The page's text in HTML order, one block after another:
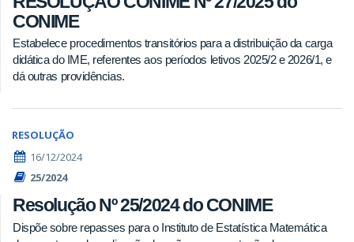
CONIME
Estabelece procedimentos transitórios para a distribuição da carga
didática do IME, referentes aos períodos letivos 2025/2 e 2026/1, e
dá outras providências.
RESOLUÇÃO
16/12/2024
25/2024
Resolução Nº 25/2024 do CONIME
Dispõe sobre repasses para o Instituto de Estatística Matemática